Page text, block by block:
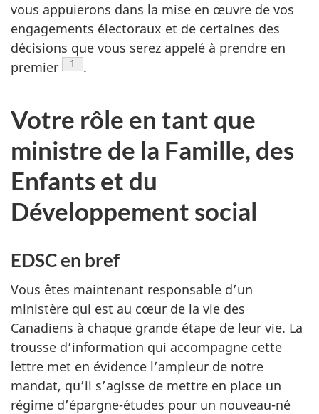
vous appuierons dans la mise en œuvre de vos
engagements électoraux et de certaines des
décisions que vous serez appelé à prendre en
premier
Note de bas de page
1 .
Votre rôle en tant que
ministre de la Famille, des
Enfants et du
Développement social
EDSC en bref
Vous êtes maintenant responsable d’un
ministère qui est au cœur de la vie des
Canadiens à chaque grande étape de leur vie. La
trousse d’information qui accompagne cette
lettre met en évidence l’ampleur de notre
mandat, qu’il s’agisse de mettre en place un
régime d’épargne-études pour un nouveau-né